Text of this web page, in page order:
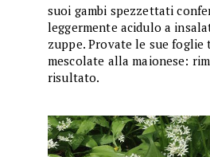
suoi gambi spezzettati
leggermente acidulo a
zuppe. Provate le sue foglie
mescolate alla maionese:
risultato.